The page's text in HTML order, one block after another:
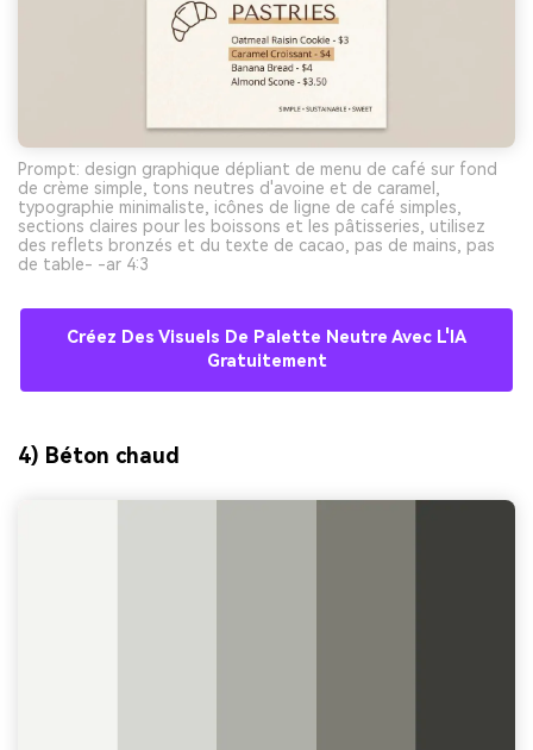
Prompt: design graphique dépliant de menu de café sur fond
de crème simple, tons neutres d'avoine et de caramel,
typographie minimaliste, icônes de ligne de café simples,
sections claires pour les boissons et les pâtisseries, utilisez
des reflets bronzés et du texte de cacao, pas de mains, pas
de table- -ar 4:3
Créez Des Visuels De Palette Neutre Avec L'IA
Gratuitement
4) Béton chaud